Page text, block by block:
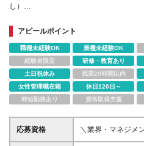
し）
◆リモートワーク併用など柔軟な働き方
アピールポイント
職種未経験OK 業種未経験OK
経験者限定
研修・教育あり
土日祝休み
残業20時間以内
女性管理職在籍
休日120日～
時短勤務あり
資格取得支援
応募資格
＼業界・マネジメ
上 ◆2年以上社会人経験があ